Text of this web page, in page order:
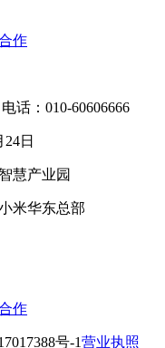
作
话：010-60606666
日
慧产业园
米华东总部
作
号-1营业执照